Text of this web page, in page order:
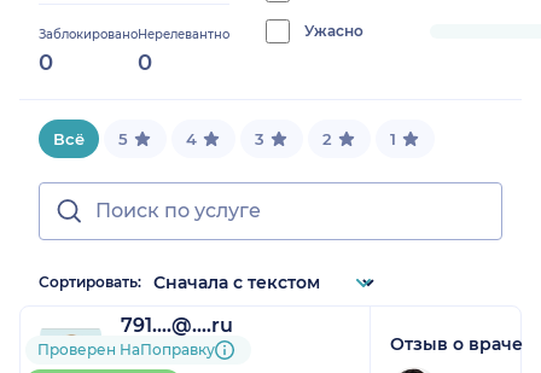
Заблокировано
0
Нерелевантно
0
11.11111111111111%
Ужасно
progress:
Всё 5 4 3 2 1
Сортировать:
791....@....ru
1 отзыв
Проверен НаПоправку
Отзыв о враче